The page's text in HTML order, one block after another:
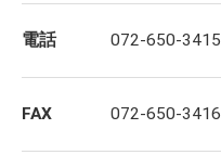
電話 072-650-3415
FAX 072-650-3416